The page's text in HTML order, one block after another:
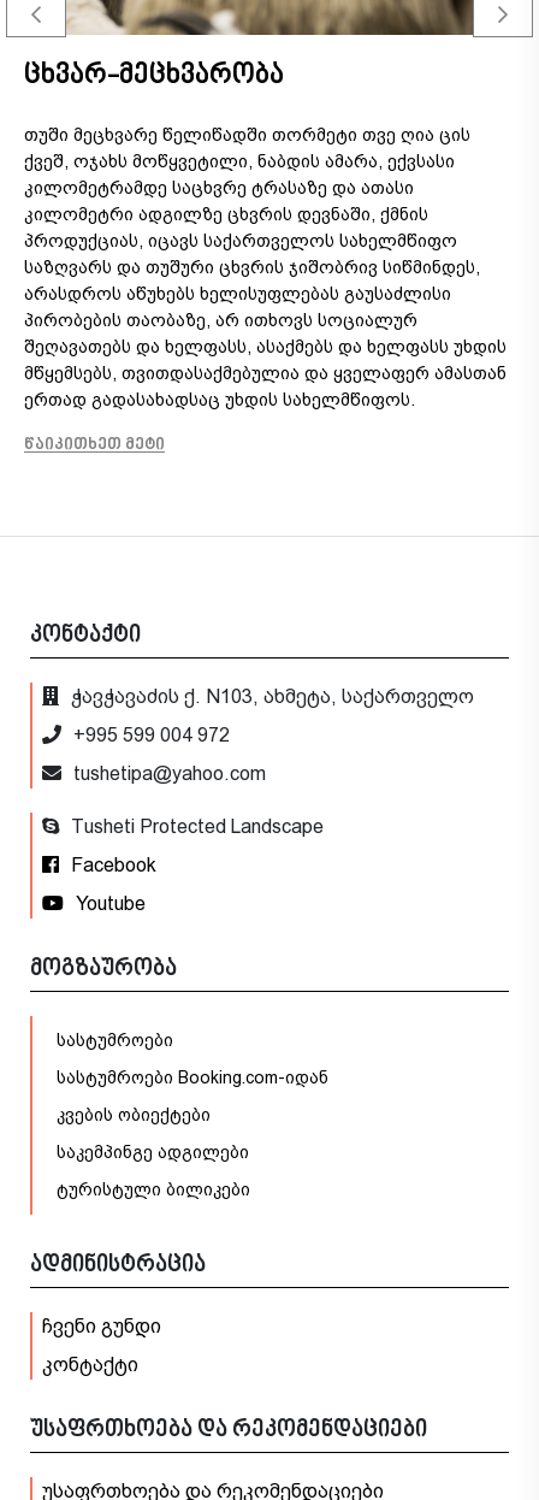
ცხვარ-მეცხვარობა
თუში მეცხვარე წელიწადში თორმეტი თვე ღია ცის
ქვეშ, ოჯახს მოწყვეტილი, ნაბდის ამარა, ექვსასი
კილომეტრამდე საცხვრე ტრასაზე და ათასი
კილომეტრი ადგილზე ცხვრის დევნაში, ქმნის
პროდუქციას, იცავს საქართველოს სახელმწიფო
საზღვარს და თუშური ცხვრის ჯიშობრივ სიწმინდეს,
არასდროს აწუხებს ხელისუფლებას გაუსაძლისი
პირობების თაობაზე, არ ითხოვს სოციალურ
შეღავათებს და ხელფასს, ასაქმებს და ხელფასს უხდის
მწყემსებს, თვითდასაქმებულია და ყველაფერ ამასთან
ერთად გადასახადსაც უხდის სახელმწიფოს.
წაიკითხეთ მეტი
კონტაქტი
ჭავჭავაძის ქ. N103, ახმეტა, საქართველო
+995 599 004 972
tushetipa@yahoo.com
Tusheti Protected Landscape
Facebook
Youtube
მოგზაურობა
სასტუმროები
სასტუმროები Booking.com-იდან
კვების ობიექტები
საკემპინგე ადგილები
ტურისტული ბილიკები
ადმინისტრაცია
ჩვენი გუნდი
კონტაქტი
უსაფრთხოება და რეკომენდაციები
უსაფრთხოება და რეკომენდაციები